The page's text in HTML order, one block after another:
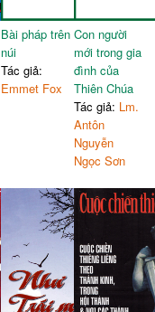
Bài pháp trên
núi
Tác giả:
Emmet Fox
Con người
mới trong gia
đình của
Thiên Chúa
Tác giả: Lm.
Antôn
Nguyễn
Ngọc Sơn